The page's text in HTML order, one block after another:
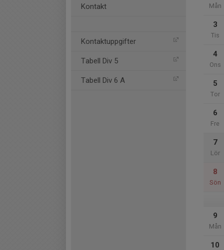
Kontakt
Kontaktuppgifter
Tabell Div 5
Tabell Div 6 A
Mån
3
Tis
4
Ons
5
Tor
6
Fre
7
Lör
8
Sön
9
Mån
10